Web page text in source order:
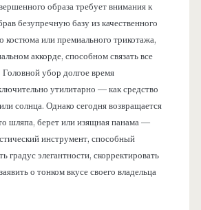
образа требует внимания к
безупречную базу из качественного
костюма или премиального трикотажа,
аккорде, способном связать все
убор долгое время
утилитарно — как средство
солнца. Однако сегодня возвращается
шляпа, берет или изящная панама —
инструмент, способный
градус элегантности, скорректировать
о тонком вкусе своего владельца